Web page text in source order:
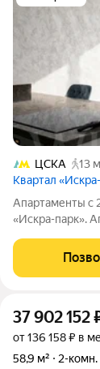
ЦСКА
13
Квартал
Апартаменты с
«Искра-парк».
неоклассическом стиле фактурные
потолки,
37 902 152
от 136 158 ₽ в
58,9 м²
2-комн.